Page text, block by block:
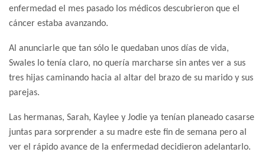
enfermedad el mes pasado los médicos descubrieron que el
cáncer estaba avanzando.
Al anunciarle que tan sólo le quedaban unos días de vida,
Swales lo tenía claro, no quería marcharse sin antes ver a sus
tres hijas caminando hacia al altar del brazo de su marido y sus
parejas.
Las hermanas, Sarah, Kaylee y Jodie ya tenían planeado casarse
juntas para sorprender a su madre este fin de semana pero al
ver el rápido avance de la enfermedad decidieron adelantarlo.